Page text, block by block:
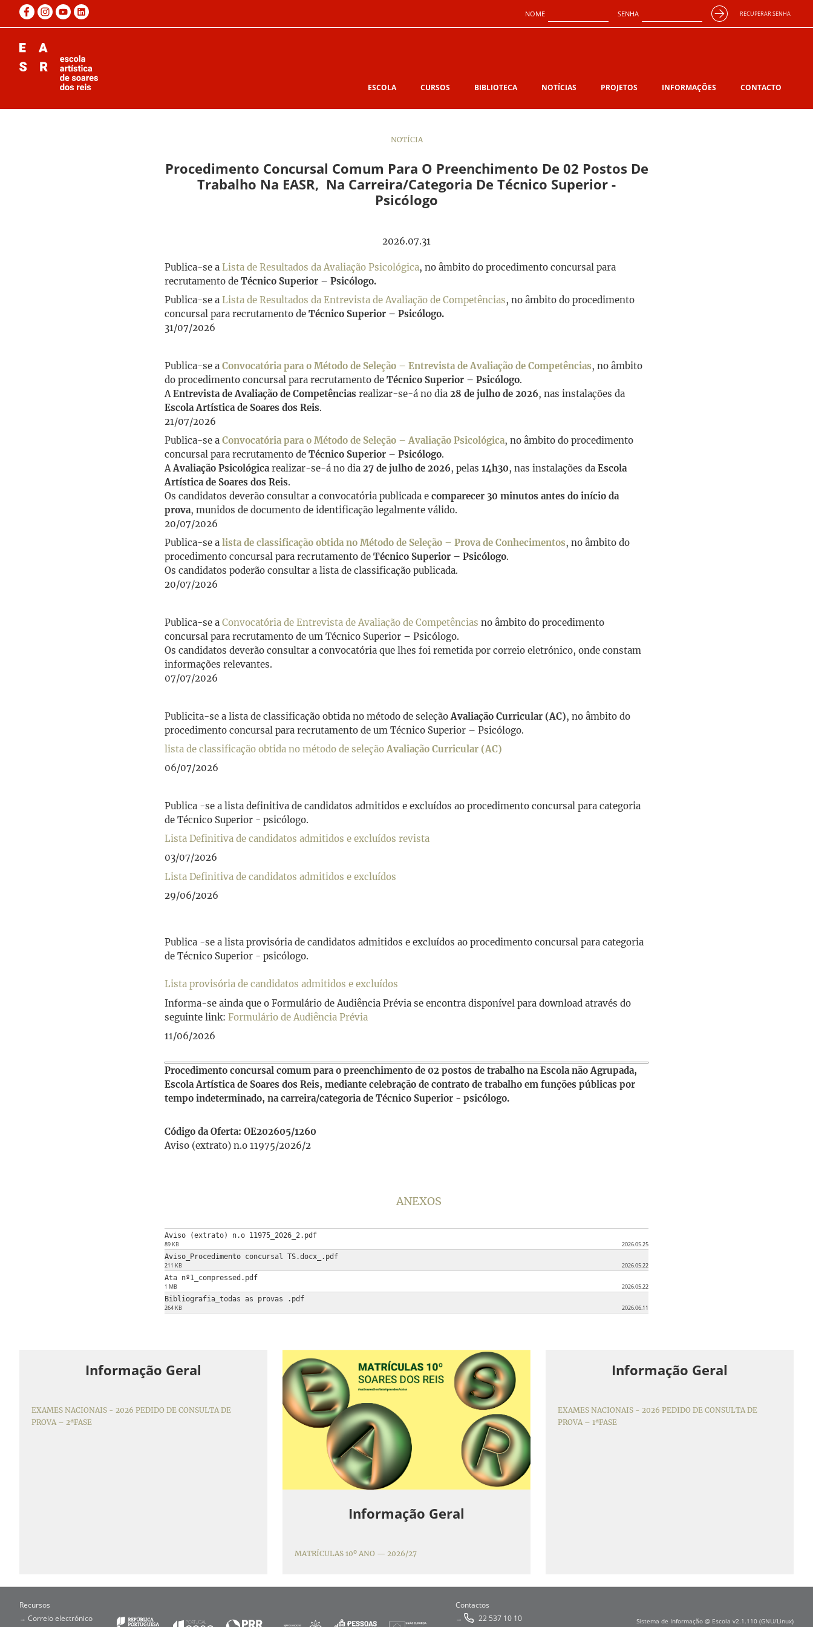
NOME SENHA RECUPERAR SENHA
ESCOLA CURSOS BIBLIOTECA NOTÍCIAS PROJETOS INFORMAÇÕES CONTACTO
NOTÍCIA
Procedimento Concursal Comum Para O Preenchimento De 02 Postos De
Trabalho Na EASR, Na Carreira/categoria De Técnico Superior -
Psicólogo
2026.07.31
Publica-se a Lista de Resultados da Avaliação Psicológica, no âmbito do procedimento concursal para
recrutamento de Técnico Superior – Psicólogo.
Publica-se a Lista de Resultados da Entrevista de Avaliação de Competências, no âmbito do procedimento
concursal para recrutamento de Técnico Superior – Psicólogo.
31/07/2026
Publica-se a Convocatória para o Método de Seleção – Entrevista de Avaliação de Competências, no âmbito
do procedimento concursal para recrutamento de Técnico Superior – Psicólogo.
A Entrevista de Avaliação de Competências realizar-se-á no dia 28 de julho de 2026, nas instalações da
Escola Artística de Soares dos Reis.
21/07/2026
Publica-se a Convocatória para o Método de Seleção – Avaliação Psicológica, no âmbito do procedimento
concursal para recrutamento de Técnico Superior – Psicólogo.
AAvaliação Psicológicarealizar-se-á no dia 27 de julho de 2026, pelas 14h30, nas instalações da Escola
Artística de Soares dos Reis.
Os candidatos deverão consultar a convocatória publicada e comparecer 30 minutos antes do início da
prova, munidos de documento de identificação legalmente válido.
20/07/2026
Publica-se a lista de classificação obtida no Método de Seleção – Prova de Conhecimentos, no âmbito do
procedimento concursal para recrutamento de Técnico Superior – Psicólogo.
Os candidatos poderão consultar a lista de classificação publicada.
20/07/2026
Publica-se a Convocatória de Entrevista de Avaliação de Competências no âmbito do procedimento
concursal para recrutamento de um Técnico Superior – Psicólogo.
Os candidatos deverão consultar a convocatória que lhes foi remetida por correio eletrónico, onde constam
informações relevantes.
07/07/2026
Publicita-se a lista de classificação obtida no método de seleção Avaliação Curricular (AC), no âmbito do
procedimento concursal para recrutamento de um Técnico Superior – Psicólogo.
lista de classificação obtida no método de seleçãoAvaliação Curricular (AC)
06/07/2026
Publica -se a lista definitiva de candidatos admitidos e excluídos ao procedimento concursal para categoria
de Técnico Superior - psicólogo.
Lista Definitiva de candidatos admitidos e excluídos revista
03/07/2026
Lista Definitiva de candidatos admitidos e excluídos
29/06/2026
Publica -se a lista provisória de candidatos admitidos e excluídos ao procedimento concursal para categoria
de Técnico Superior - psicólogo.
Lista provisória de candidatos admitidos e excluídos
Informa-se ainda que o Formulário de Audiência Prévia se encontra disponível para download através do
seguinte link: Formulário de Audiência Prévia
11/06/2026
Procedimento concursal comum para o preenchimento de 02 postos de trabalho na Escola não Agrupada,
Escola Artística de Soares dos Reis, mediante celebração de contrato de trabalho em funções públicas por
tempo indeterminado, na carreira/categoria de Técnico Superior - psicólogo.
Código da Oferta: OE202605/1260
Aviso (extrato) n.o 11975/2026/2
ANEXOS
Aviso (extrato) n.o 11975_2026_2.pdf
89 KB 2026.05.25
Aviso_Procedimento concursal TS.docx_.pdf
211 KB 2026.05.22
Ata nº1_compressed.pdf
1 MB 2026.05.22
Bibliografia_todas as provas .pdf
264 KB 2026.06.11
Informação Geral
EXAMES NACIONAIS - 2026 PEDIDO DE CONSULTA DE
PROVA – 2ªFASE
Informação Geral
MATRÍCULAS 10º ANO — 2026/27
Informação Geral
EXAMES NACIONAIS - 2026 PEDIDO DE CONSULTA DE
PROVA – 1ªFASE
Recursos
→ Correio electrónico
Contactos
→ 22 537 10 10 Sistema de Informação @ Escola v2.1.110 (GNU/Linux)